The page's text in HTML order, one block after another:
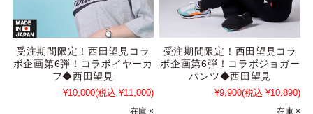
受注期間限定！西田望見コラ
ボ企画第6弾！コラボイヤーカ
フ◆西田望見
¥10,000(税込 ¥11,000)
在庫 ×
受注期間限定！西田望見コラ
ボ企画第6弾！コラボジョガー
パンツ◆西田望見
¥9,900(税込 ¥10,890)
在庫 ×